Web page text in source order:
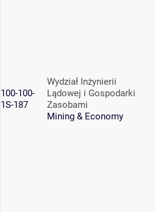
100-100-
1S-187
Wydział Inżynierii
Lądowej i Gospodarki
Zasobami
Mining & Economy